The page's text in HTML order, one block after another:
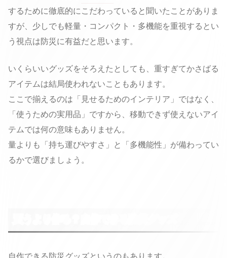
するために徹底的にこだわっていると聞いたことがありま
すが、少しでも軽量・コンパクト・多機能を重視するとい
う視点は防災に有益だと思います。
いくらいいグッズをそろえたとしても、重すぎてかさばる
アイテムは結局使われないこともあります。
ここで揃えるのは「見せるためのインテリア」ではなく、
「使うための実用品」ですから、移動できず使えないアイ
テムでは何の意味もありません。
量よりも「持ち運びやすさ」と「多機能性」が備わってい
るかで選びましょう。
自作できる防災グッズというのもあります。